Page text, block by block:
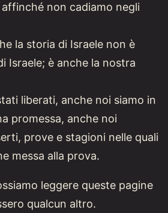
non cadiamo negli
la storia di Israele non è
Israele; è anche la nostra
liberati, anche noi siamo in
promessa, anche noi
prove e stagioni nelle quali
messa alla prova.
leggere queste pagine
qualcun altro.